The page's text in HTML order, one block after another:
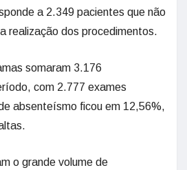
a 2.349 pacientes que não
realização dos procedimentos.
somaram 3.176
com 2.777 exames
absenteísmo ficou em 12,56%,
o grande volume de